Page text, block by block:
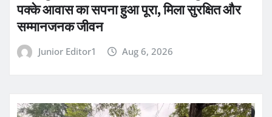
पक्के आवास का सपना हुआ पूरा, मिला सुरक्षित और
सम्मानजनक जीवन
Junior Editor1 Aug 6, 2026